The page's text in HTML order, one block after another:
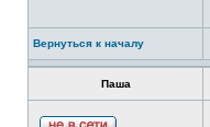
Вернуться к началу
Паша